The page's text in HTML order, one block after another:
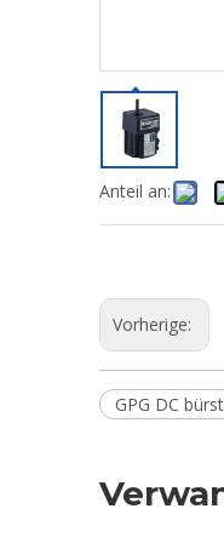
Anteil an:
Vorherige:
GPG DC